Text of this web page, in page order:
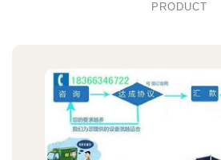
PRODUCT